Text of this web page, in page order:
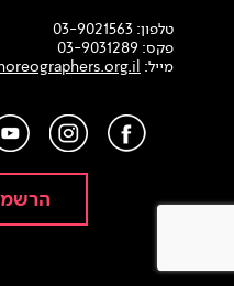
טלפון: 03-9021563
פקס: 03-9031289
מייל: